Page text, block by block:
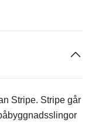
Stripe. Stripe går